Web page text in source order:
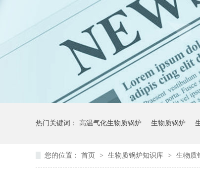
热门关键词： 高温气化生物质锅炉 生物质锅炉
您的位置： 首页 > 生物质锅炉知识库 > 生物质